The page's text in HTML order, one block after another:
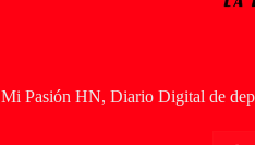
Mi Pasión HN, Diario Digital de